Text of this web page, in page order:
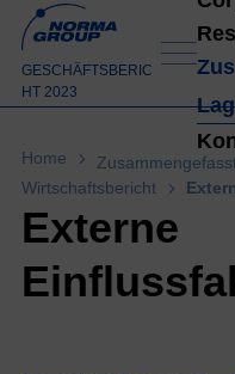
GESCHÄFTSBERIC
HT 2023
Home
Wirtschaftsbericht
Externe